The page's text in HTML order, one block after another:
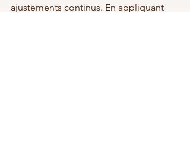
ajustements continus. En appliquant